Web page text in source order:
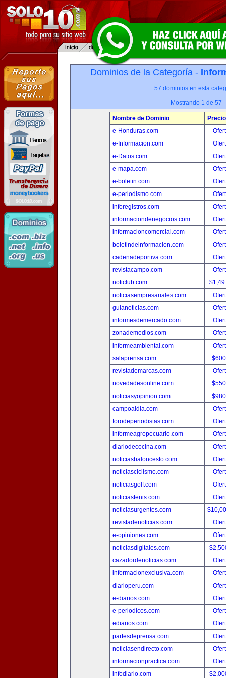
Dominios de la Categoría -
57 dominios en esta
Mostrando 1 de 57
Nombre de Dominio
Precio
e-Honduras.com
e-Informacion.com
e-Datos.com
e-mapa.com
e-boletin.com
e-periodismo.com
inforegistros.com
informaciondenegocios.com
informacioncomercial.com
boletindeinformacion.com
cadenadeportiva.com
revistacampo.com
noticlub.com
noticiasempresariales.com
guianoticias.com
informesdemercado.com
zonademedios.com
informeambiental.com
salaprensa.com
revistademarcas.com
novedadesonline.com
noticiasyopinion.com
campoaldia.com
forodeperiodistas.com
informeagropecuario.com
diariodecocina.com
noticiasbaloncesto.com
noticiasciclismo.com
noticiasgolf.com
noticiastenis.com
noticiasurgentes.com
revistadenoticias.com
e-opiniones.com
noticiasdigitales.com
cazadordenoticias.com
informacionexclusiva.com
diarioperu.com
e-diarios.com
e-periodicos.com
ediarios.com
partesdeprensa.com
noticiasendirecto.com
informacionpractica.com
infodiario.com